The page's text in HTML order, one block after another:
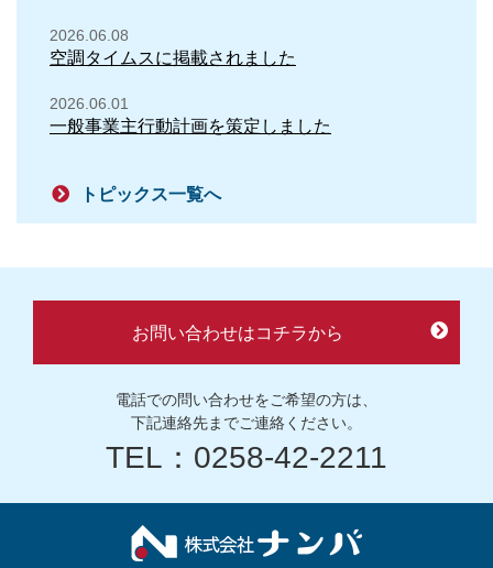
2026.06.08
空調タイムスに掲載されました
2026.06.01
一般事業主行動計画を策定しました
トピックス一覧へ
お問い合わせはコチラから
電話での問い合わせをご希望の方は、
下記連絡先までご連絡ください。
TEL：0258-42-2211